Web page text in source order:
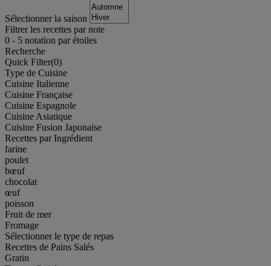
Sélectionner la saison
Filtrer les recettes par note
0 - 5 notation par étoiles
Recherche
Quick Filter(0)
Type de Cuisine
Cuisine Italienne
Cuisine Française
Cuisine Espagnole
Cuisine Asiatique
Cuisine Fusion Japonaise
Recettes par Ingrédient
farine
poulet
bœuf
chocolat
œuf
poisson
Fruit de mer
Fromage
Sélectionner le type de repas
Recettes de Pains Salés
Gratin